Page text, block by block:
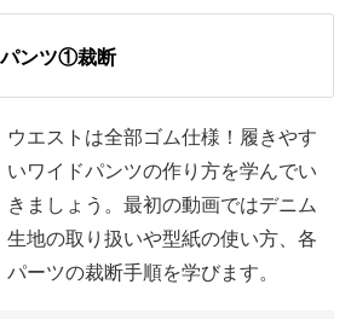
ぶり、服作りなんて初めてという方
◎
裁断から縫製までひとつひとつ丁寧
ンツ①裁断
ウエストは全部ゴム仕様！履きやす
いワイドパンツの作り方を学んでい
きましょう。最初の動画ではデニム
生地の取り扱いや型紙の使い方、各
パーツの裁断手順を学びます。